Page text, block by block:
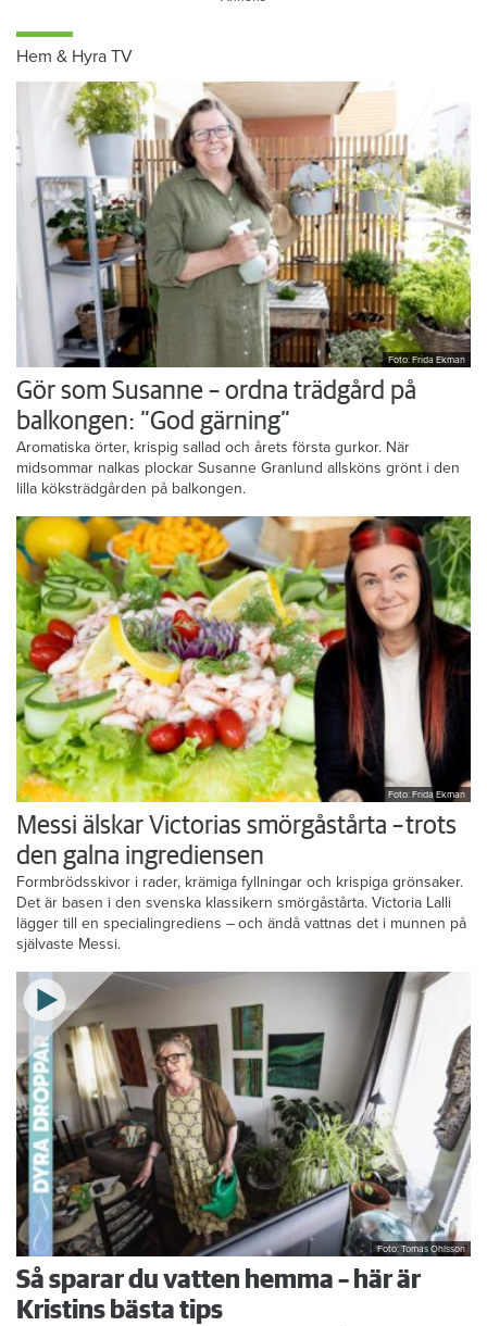
Hem & Hyra TV
Foto: Frida Ekman
Gör som Susanne – ordna trädgård på
balkongen: ”God gärning”
Aromatiska örter, krispig sallad och årets första gurkor. När
midsommar nalkas plockar Susanne Granlund allsköns grönt i den
lilla köksträdgården på balkongen.
Foto: Frida Ekman
Messi älskar Victorias smörgåstårta – trots
den galna ingrediensen
Formbrödsskivor i rader, krämiga fyllningar och krispiga grönsaker.
Det är basen i den svenska klassikern smörgåstårta. Victoria Lalli
lägger till en specialingrediens – och ändå vattnas det i munnen på
självaste Messi.
Foto: Tomas Ohlsson
Så sparar du vatten hemma – här är
Kristins bästa tips